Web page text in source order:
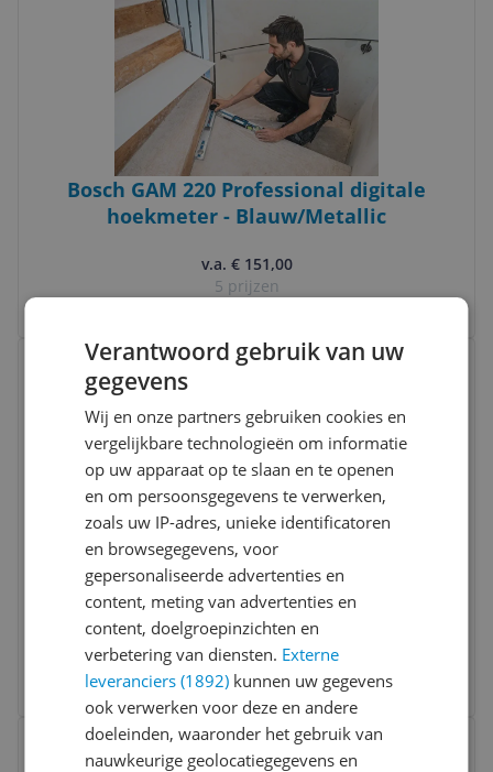
Bosch GAM 220 Professional digitale
hoekmeter - Blauw/Metallic
v.a. € 151,00
5 prijzen
Vergelijken
Bosch UniversalLevel 2 - Kruislijnlaser -
Inclusief Opbergetui - Batterijen
v.a. € 94,46
2 prijzen
Ga naar goedkoopste
Bekijk product
Vergelijken
Bekijk product
Verantwoord gebruik van uw
gegevens
Wij en onze partners gebruiken cookies en
vergelijkbare technologieën om informatie
op uw apparaat op te slaan en te openen
en om persoonsgegevens te verwerken,
zoals uw IP-adres, unieke identificatoren
en browsegegevens, voor
gepersonaliseerde advertenties en
content, meting van advertenties en
content, doelgroepinzichten en
verbetering van diensten. Externe
leveranciers (1892) kunnen uw gegevens
ook verwerken voor deze en andere
doeleinden, waaronder het gebruik van
nauwkeurige geolocatiegegevens en